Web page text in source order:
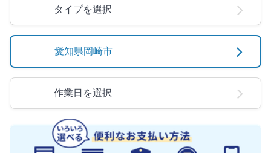
タイプを選択
愛知県岡崎市
作業日を選択